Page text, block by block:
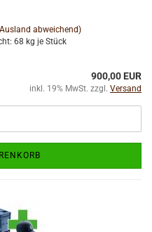
abweichend)
68 kg je Stück
900,00 EUR
inkl. 19% MwSt. zzgl. Versand